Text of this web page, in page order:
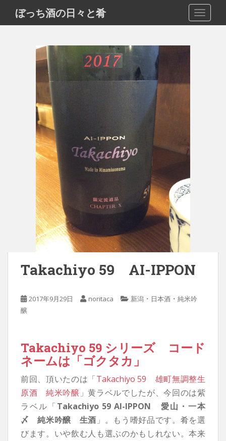
i
ぼっち酒の日々と肴
Takachiyo 59 AI-IPPON
2017年9月29日 noritaca 新潟 ・ 日本酒 ・ 純米吟
醸
Takachiyo 59 シリーズ コード
ネームは「ゴクタカ」
前回、頂いたのは「Takachiyo 59 雄町無調整生
原酒 純米吟醸 」黄ラベルでしたが、今回のは紫
ラベル「Takachiyo 59 AI-IPPON 愛山・一本
〆 純米吟醸 生酒 」。もう嗜好品です。肴を選
びます。いや飲む人も選ぶのかもしれない。本来